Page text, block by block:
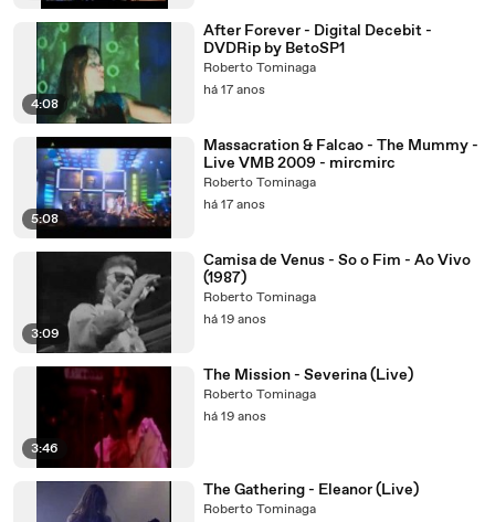
4:08
After Forever - Digital Decebit -
DVDRip by BetoSP1
Roberto Tominaga
há 17 anos
5:08
Massacration & Falcao - The Mummy -
Live VMB 2009 - mircmirc
Roberto Tominaga
há 17 anos
3:09
Camisa de Venus - So o Fim - Ao Vivo
(1987)
Roberto Tominaga
há 19 anos
3:46
The Mission - Severina (Live)
Roberto Tominaga
há 19 anos
The Gathering - Eleanor (Live)
Roberto Tominaga